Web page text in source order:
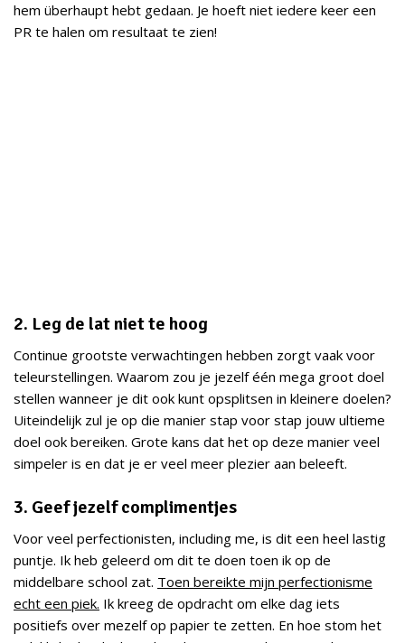
hem überhaupt hebt gedaan. Je hoeft niet iedere keer een
PR te halen om resultaat te zien!
2. Leg de lat niet te hoog
Continue grootste verwachtingen hebben zorgt vaak voor
teleurstellingen. Waarom zou je jezelf één mega groot doel
stellen wanneer je dit ook kunt opsplitsen in kleinere doelen?
Uiteindelijk zul je op die manier stap voor stap jouw ultieme
doel ook bereiken. Grote kans dat het op deze manier veel
simpeler is en dat je er veel meer plezier aan beleeft.
3. Geef jezelf complimentjes
Voor veel perfectionisten, including me, is dit een heel lastig
puntje. Ik heb geleerd om dit te doen toen ik op de
middelbare school zat. Toen bereikte mijn perfectionisme
echt een piek. Ik kreeg de opdracht om elke dag iets
positiefs over mezelf op papier te zetten. En hoe stom het